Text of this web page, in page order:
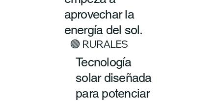
aprovechar la
energía del sol.
🟢 RURALES
Tecnología
solar diseñada
para potenciar